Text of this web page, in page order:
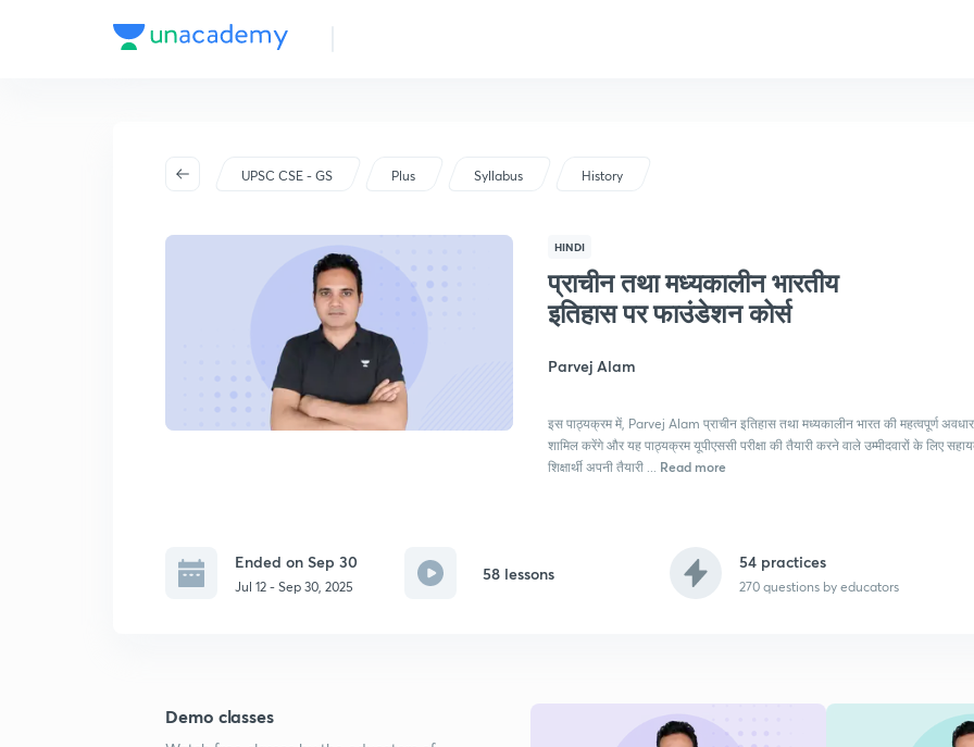
UPSC CSE - GS Plus Syllabus History
HINDI
प्राचीन तथा मध्यकालीन भारतीय
इतिहास पर फाउंडेशन कोर्स
Parvej Alam
इस पाठ्यक्रम में, Parvej Alam प्राचीन इतिहास तथा मध्यकालीन भारत की महत्वपूर्ण
शामिल करेंगे और यह पाठ्यक्रम यूपीएससी परीक्षा की तैयारी करने वाले उम्मीदवारों के लिए
शिक्षार्थी अपनी तैयारी ... Read more
Ended on Sep 30
Jul 12 - Sep 30, 2025
58 lessons
54 practices
270 questions by educators
Demo classes